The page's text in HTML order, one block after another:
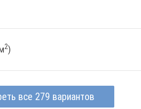
2)
все 279 вариантов